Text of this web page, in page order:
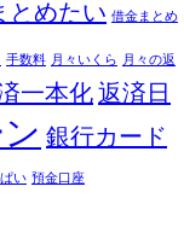
とめたい 借金まとめ
手数料 月々いくら 月々の返
一本化返済日
銀行カード
い 預金口座